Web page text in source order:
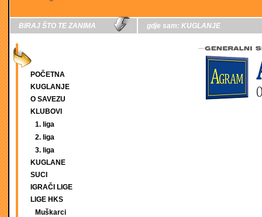
BIRAJ ŠTO TE ZANIMA
POČETNA
KUGLANJE
O SAVEZU
KLUBOVI
1. liga
2. liga
3. liga
KUGLANE
SUCI
IGRAČI LIGE
LIGE HKS
Muškarci
gdje sam: KUGLANJE